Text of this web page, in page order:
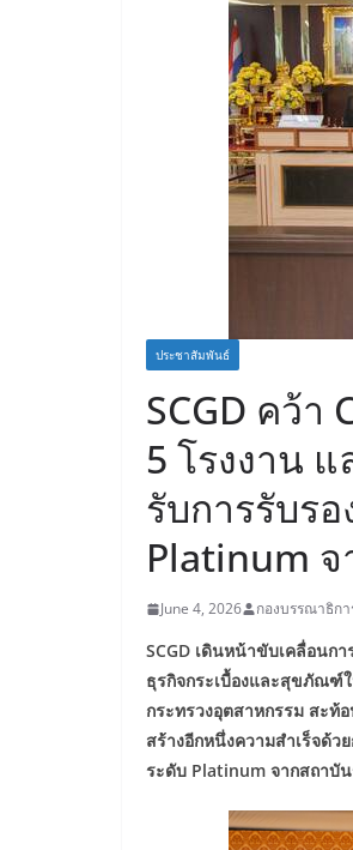
ประชาสัมพันธ์
SCGD คว้า
5 โรงงาน
รับการรับร
Platinum จ
June 4, 2026 กองบรรณาธิกา
SCGD เดินหน้าขับเคลื่อนก
ธุรกิจกระเบื้องและสุขภัณฑ์
กระทรวงอุตสาหกรรม สะ
สร้างอีกหนึ่งความสำเร็จด้
ระดับ Platinum จากสถาบัน